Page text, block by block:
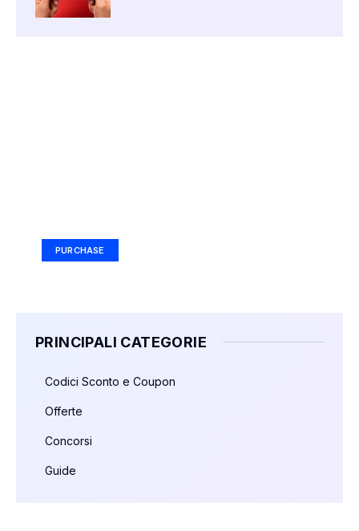
PURCHASE
PRINCIPALI CATEGORIE
Codici Sconto e Coupon
Offerte
Concorsi
Guide